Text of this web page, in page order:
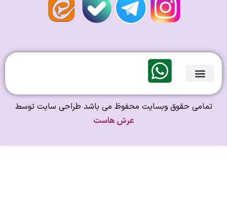
حقوق وبسایت محفوظ می باشد طراحی سایت توسط
عرش هاست